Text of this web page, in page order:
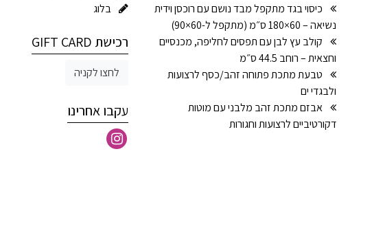
כיסוי בגד מתקפל מבד נושם עם רוכסן וידית
נשיאה – 60×180 ס״מ (מתקפל ל-60×90)
קולב עץ לבן עם תפסים לחליפה, מכנסיים
וחצאית – רוחב 44.5 ס״מ
טבעת מתכת פתוחה זהב/כסף לרצועות
ולבגדי ים
אבזם מתכת זהב מלבני עם מוטות
דקורטיביים לרצועות וחגורות
בלוג
רכישת GIFT CARD
לחצו לקניה
עקבו אחרינו